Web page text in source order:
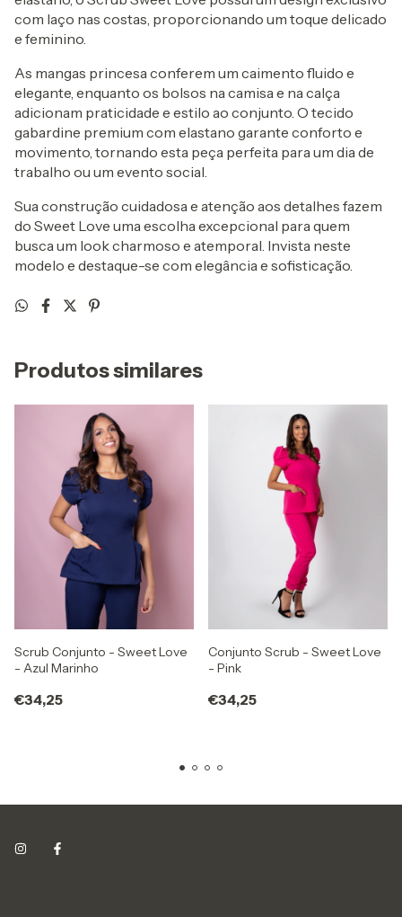
com laço nas costas, proporcionando um toque delicado
e feminino.
As mangas princesa conferem um caimento fluido e
elegante, enquanto os bolsos na camisa e na calça
adicionam praticidade e estilo ao conjunto. O tecido
gabardine premium com elastano garante conforto e
movimento, tornando esta peça perfeita para um dia de
trabalho ou um evento social.
Sua construção cuidadosa e atenção aos detalhes fazem
do Sweet Love uma escolha excepcional para quem
busca um look charmoso e atemporal. Invista neste
modelo e destaque-se com elegância e sofisticação.
Produtos similares
Scrub Conjunto - Sweet Love
- Azul Marinho
€34,25
Conjunto Scrub - Sweet Love
- Pink
€34,25